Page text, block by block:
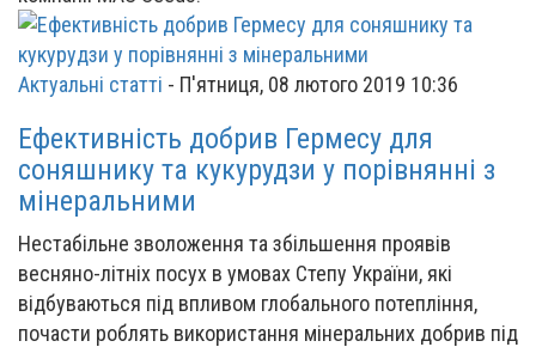
Актуальні статті - П'ятниця, 08 лютого 2019 10:36
Ефективність добрив Гермесу для
соняшнику та кукурудзи у порівнянні з
мінеральними
Нестабільне зволоження та збільшення проявів
весняно-літніх посух в умовах Степу України, які
відбуваються під впливом глобального потепління,
почасти роблять використання мінеральних добрив під